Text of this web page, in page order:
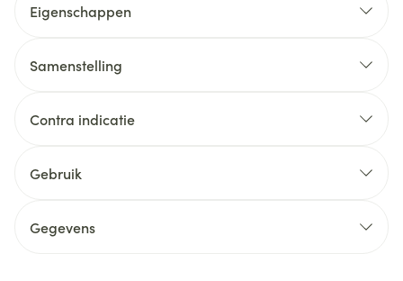
Eigenschappen
Samenstelling
Contra indicatie
Gebruik
Gegevens